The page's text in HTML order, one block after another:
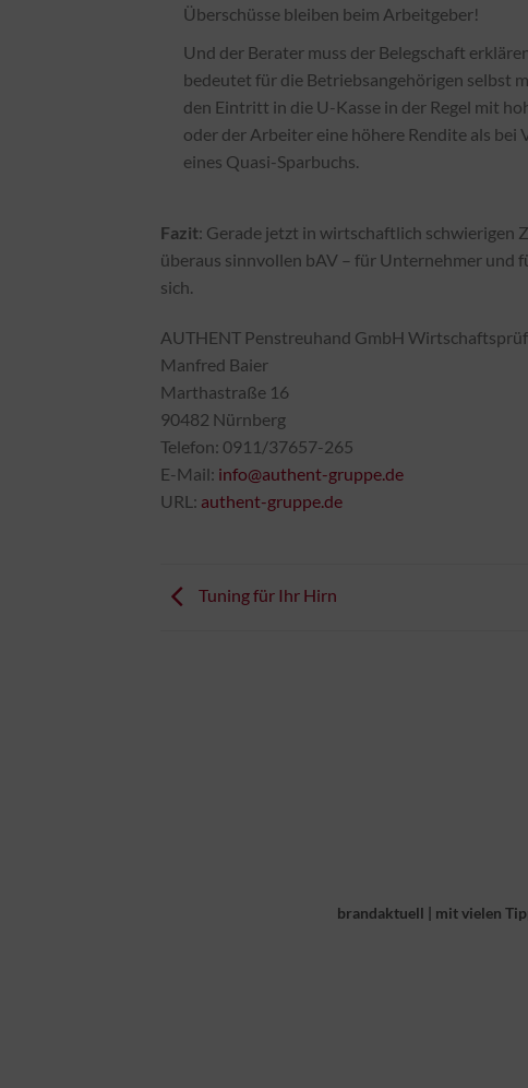
Überschüsse bleiben beim Arbeitgeber!
Und der Berater muss der Belegschaft
bedeutet für die Betriebsangehörigen selbst
den Eintritt in die U-Kasse in der Regel mit
oder der Arbeiter eine höhere Rendite als bei
eines Quasi-Sparbuchs.
Fazit: Gerade jetzt in wirtschaftlich schwierigen
überaus sinnvollen bAV – für Unternehmer und
sich.
AUTHENT Penstreuhand GmbH
Manfred Baier
Marthastraße 16
90482 Nürnberg
Telefon: 0911/37657-265
E-Mail: info@authent-gruppe.de
URL: authent-gruppe.de
Tuning für Ihr Hirn
brandaktuell | mit vielen